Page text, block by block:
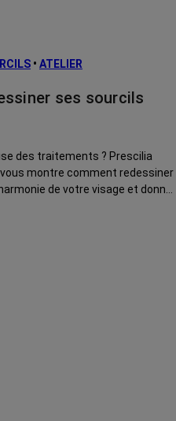
• ATELIER
ses sourcils
des traitements ? Prescilia
montre comment redessiner
de votre visage et donner